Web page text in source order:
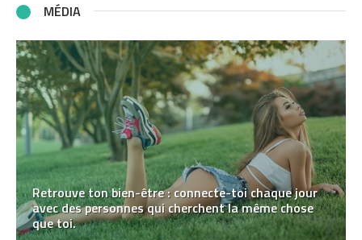
MÉDIA
Retrouve ton bien-être : connecte-toi chaque jour
avec des personnes qui cherchent la même chose
que toi.